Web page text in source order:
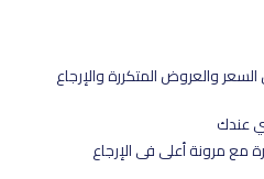
بين السعر والعروض المتكررة والإرجاع
عندك
مع مرونة أعلى في الإرجاع